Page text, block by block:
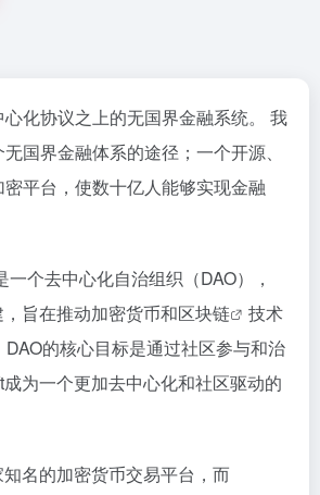
化协议之上的无国界金融系统。 我
国界金融体系的途径；一个开源、
平台，使数十亿人能够实现金融
个去中心化自治组织（DAO），
旨在推动加密货币和区块链
技术
DAO的核心目标是通过社区参与和治
为一个更加去中心化和社区驱动的
名的加密货币交易平台，而